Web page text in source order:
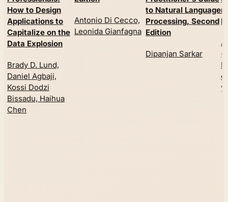
How to Design
Applications to
Capitalize on the
Data Explosion
Brady D. Lund,
Daniel Agbaji,
Kossi Dodzi
Bissadu, Haihua
Chen
Antonio Di Cecco,
Leonida Gianfagna
to Natural Language
Processing, Second
Edition
Dipanjan Sarkar